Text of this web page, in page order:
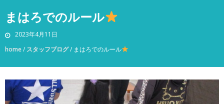
まはろでのルール
2023年4月11日
home/ スタッフブログ/ まはろでのルール